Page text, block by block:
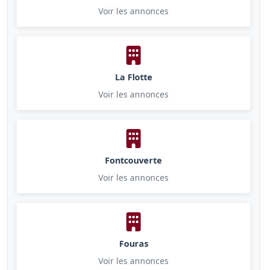
Voir les annonces
La Flotte
Voir les annonces
Fontcouverte
Voir les annonces
Fouras
Voir les annonces